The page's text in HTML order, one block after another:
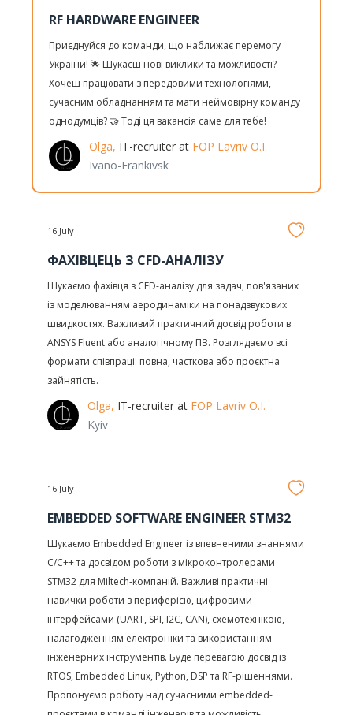
RF HARDWARE ENGINEER
Приєднуйся до команди, що наближає перемогу
України! 🌟 Шукаєш нові виклики та можливості?
Хочеш працювати з передовими технологіями,
сучасним обладнанням та мати неймовірну команду
однодумців? 🤝 Тоді ця вакансія саме для тебе!
Olga, IT-recruiter at FOP Lavriv O.I.
Ivano-Frankivsk
16 July
ФАХІВЦЕЦЬ З CFD-АНАЛІЗУ
Шукаємо фахівця з CFD-аналізу для задач, пов'язаних
із моделюванням аеродинаміки на понадзвукових
швидкостях. Важливий практичний досвід роботи в
ANSYS Fluent або аналогічному ПЗ. Розглядаємо всі
формати співпраці: повна, часткова або проєктна
зайнятість.
Olga, IT-recruiter at FOP Lavriv O.I.
Kyiv
16 July
EMBEDDED SOFTWARE ENGINEER STM32
Шукаємо Embedded Engineer із впевненими знаннями
C/C++ та досвідом роботи з мікроконтролерами
STM32 для Miltech-компаній. Важливі практичні
навички роботи з периферією, цифровими
інтерфейсами (UART, SPI, I2C, CAN), схемотехнікою,
налагодженням електроніки та використанням
інженерних інструментів. Буде перевагою досвід із
RTOS, Embedded Linux, Python, DSP та RF-рішеннями.
Пропонуємо роботу над сучасними embedded-